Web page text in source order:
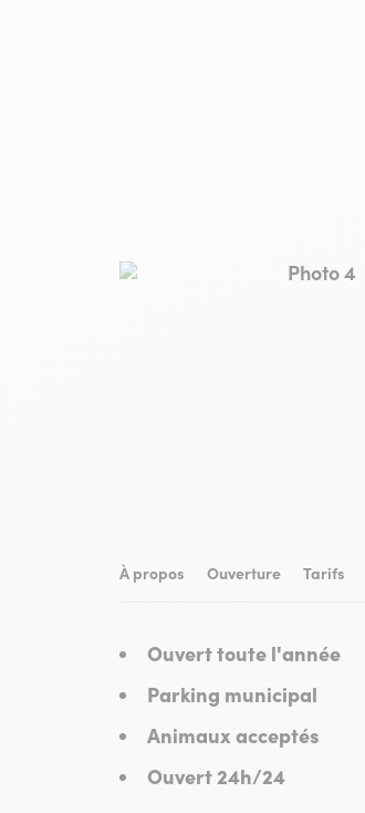
Photo
À propos Ouverture Tarifs
Ouvert toute l'année
Parking municipal
Animaux acceptés
Ouvert 24h/24